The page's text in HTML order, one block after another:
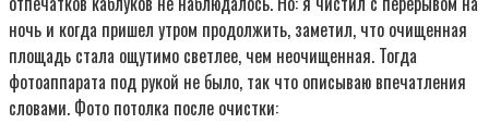
ночь и когда пришел утром продолжить, заметил, что очищенная
площадь стала ощутимо светлее, чем неочищенная. Тогда
фотоаппарата под рукой не было, так что описываю впечатления
словами. Фото потолка после очистки: